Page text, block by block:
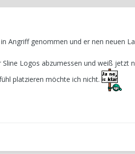
Angriff genommen und er nen neuen
Logos abzumessen und weiß jetzt
platzieren möchte ich nicht.